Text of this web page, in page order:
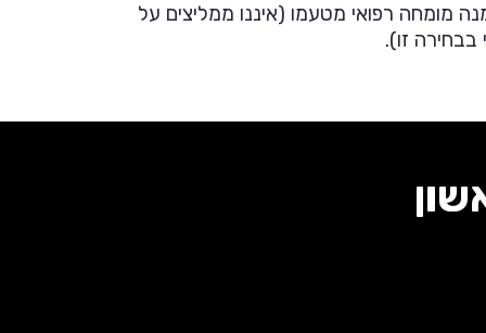
מומחה רפואי מטעמו (איננו ממליצים על
זו).